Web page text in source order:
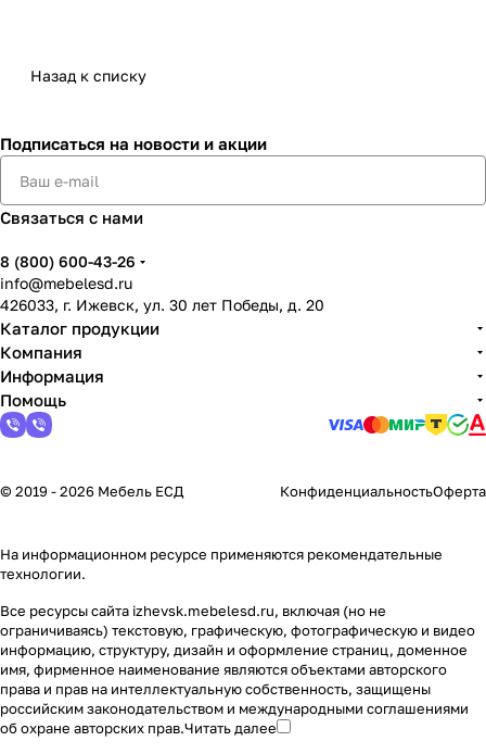
Назад к списку
Подписаться на новости и акции
Связаться с нами
8 (800) 600-43-26
info@mebelesd.ru
426033, г. Ижевск, ул. 30 лет Победы, д. 20
Каталог продукции
Компания
Информация
Помощь
© 2019 - 2026 Мебель ЕСД КонфиденциальностьОферта
На информационном ресурсе применяются рекомендательные
технологии.
Все ресурсы сайта izhevsk.mebelesd.ru, включая (но не
ограничиваясь) текстовую, графическую, фотографическую и видео
информацию, структуру, дизайн и оформление страниц, доменное
имя, фирменное наименование являются объектами авторского
права и прав на интеллектуальную собственность, защищены
российским законодательством и международными соглашениями
об охране авторских прав.Читать далее